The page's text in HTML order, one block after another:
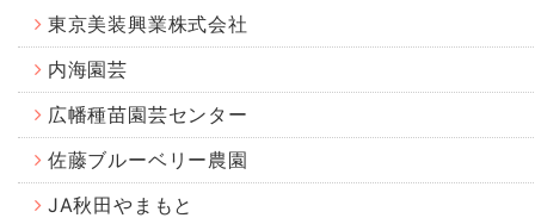
東京美装興業株式会社
内海園芸
広幡種苗園芸センター
佐藤ブルーベリー農園
JA秋田やまもと